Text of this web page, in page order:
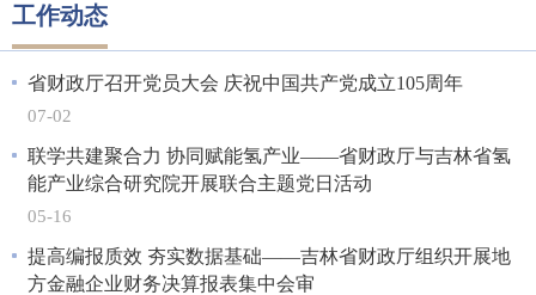
工作动态
省财政厅召开党员大会 庆祝中国共产党成立105周年
07-02
联学共建聚合力 协同赋能氢产业——省财政厅与吉林省氢
能产业综合研究院开展联合主题党日活动
05-16
提高编报质效 夯实数据基础——吉林省财政厅组织开展地
方金融企业财务决算报表集中会审